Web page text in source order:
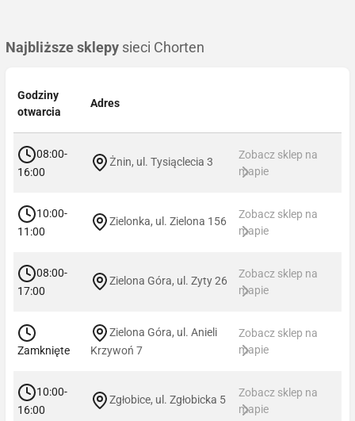
Najbliższe sklepy sieci Chorten
Godziny
otwarcia
Adres
08:00-
16:00
Żnin, ul. Tysiąclecia 3
Zobacz sklep na
mapie
10:00-
11:00
Zielonka, ul. Zielona 156
Zobacz sklep na
mapie
08:00-
17:00
Zielona Góra, ul. Zyty 26
Zobacz sklep na
mapie
Zamknięte
Zielona Góra, ul. Anieli
Krzywoń 7
Zobacz sklep na
mapie
10:00-
16:00
Zgłobice, ul. Zgłobicka 5
Zobacz sklep na
mapie